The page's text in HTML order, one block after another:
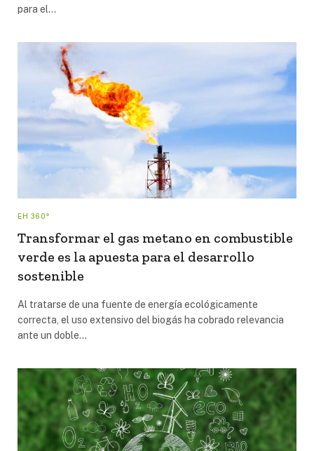
para el…
EH 360°
Transformar el gas metano en combustible
verde es la apuesta para el desarrollo
sostenible
Al tratarse de una fuente de energía ecológicamente
correcta, el uso extensivo del biogás ha cobrado relevancia
ante un doble…